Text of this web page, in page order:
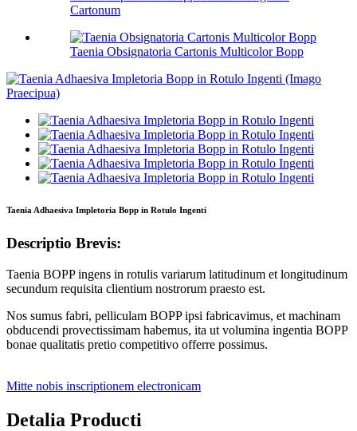
Cartonum
Taenia Obsignatoria Cartonis Multicolor Bopp
Taenia Adhaesiva Impletoria Bopp in Rotulo Ingenti
Descriptio Brevis:
Taenia BOPP ingens in rotulis variarum latitudinum et longitudinum
secundum requisita clientium nostrorum praesto est.
Nos sumus fabri, pelliculam BOPP ipsi fabricavimus, et machinam
obducendi provectissimam habemus, ita ut volumina ingentia BOPP
bonae qualitatis pretio competitivo offerre possimus.
Mitte nobis inscriptionem electronicam
Detalia Producti